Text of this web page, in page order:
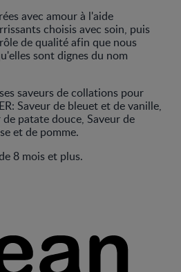
avec amour à l'aide
choisis avec soin, puis
de qualité afin que nous
sont dignes du nom
saveurs de collations pour
Saveur de bleuet et de vanille,
patate douce, Saveur de
et de pomme.
8 mois et plus.